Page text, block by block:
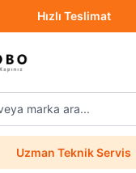
Hızlı Teslimat
marka ara...
Uzman Teknik Servis